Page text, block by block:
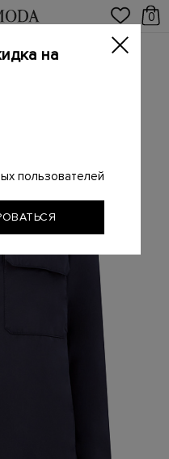
0
Куртки
с накладными
на
пользователей